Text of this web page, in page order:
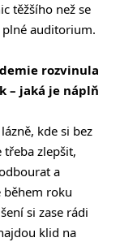
těžšího než se
auditorium.
rozvinula
– jaká je náplň
kde si bez
třeba zlepšit,
a
roku
si zase rádi
klid na